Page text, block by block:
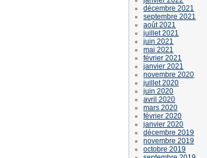
décembre 2021
septembre 2021
août 2021
juillet 2021
juin 2021
mai 2021
février 2021
janvier 2021
novembre 2020
juillet 2020
juin 2020
avril 2020
mars 2020
février 2020
janvier 2020
décembre 2019
novembre 2019
octobre 2019